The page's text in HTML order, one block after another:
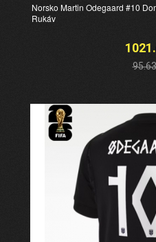
Norsko Martin Odegaard #10
Rukáv